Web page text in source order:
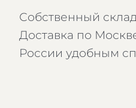
Собственный
Доставка по
России удобным